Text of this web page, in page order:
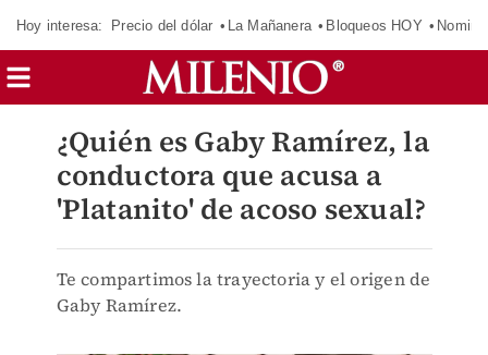
Hoy interesa: Precio del dólar La Mañanera Bloqueos HOY
¿Quién es Gaby Ramírez, la
conductora que acusa a
'Platanito' de acoso sexual?
Te compartimos la trayectoria y el origen de
Gaby Ramírez.